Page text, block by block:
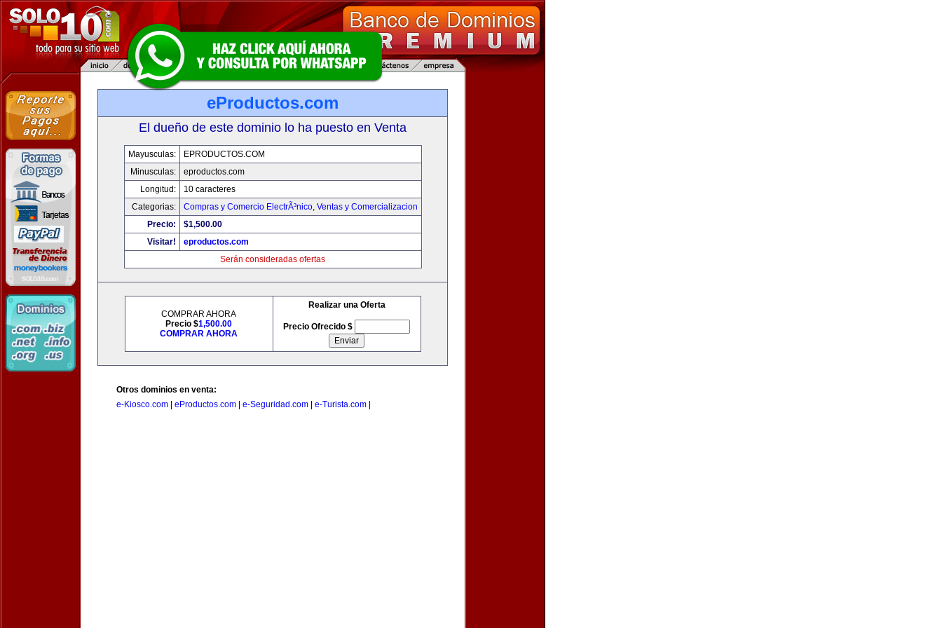
eProductos.com
El dueño de este dominio lo ha puesto en Venta
Mayusculas:
EPRODUCTOS.COM
Minusculas:
eproductos.com
Longitud:
10 caracteres
Categorias:
Compras y Comercio ElectrÃ³nico, Ventas y Comercializacion
Precio:
$1,500.00
Visitar!
eproductos.com
Serán consideradas ofertas
COMPRAR AHORA
Precio $1,500.00
COMPRAR AHORA
Realizar una Oferta
Precio Ofrecido $
Otros dominios en venta:
e-Kiosco.com
eProductos.com e-Seguridad.com e-Turista.com